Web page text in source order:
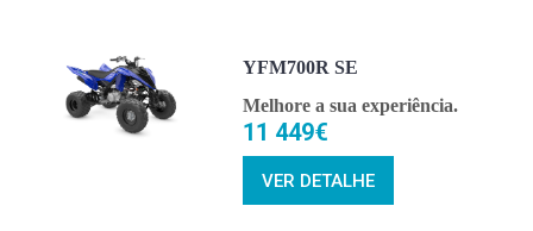
YFM700R SE
Melhore a sua experiência.
11 449€
VER DETALHE